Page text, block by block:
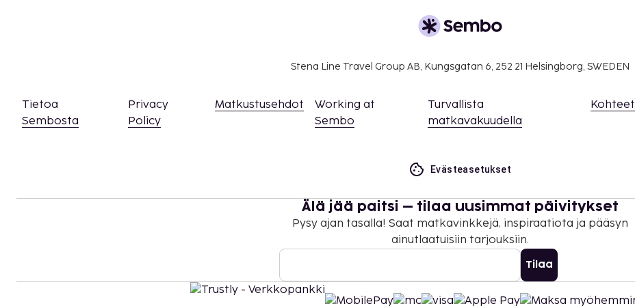
Lemmikkejä saa tuoda vain tiettyihin huoneisiin, ja voimassa on myös
käyttämällä varausvahvistuksessa olevia yhteystietoja.
seksuaaliseen suuntautumiseen tai sukupuoli-identiteettiin katsomatta
(LGBTQ+ -ystävällinen).
Stena Line Travel Group AB, Kungsgatan 6, 252 21 Helsingborg, SWEDEN
Tietoa
Sembosta
Privacy
Policy
Matkustusehdot
Working at
Sembo
Turvallista
matkavakuudella
Kohteet
Evästeasetukset
Älä jää paitsi – tilaa uusimmat päivitykset
Pysy ajan tasalla! Saat matkavinkkejä, inspiraatiota ja pääsyn
ainutlaatuisiin tarjouksiin.
Tilaa